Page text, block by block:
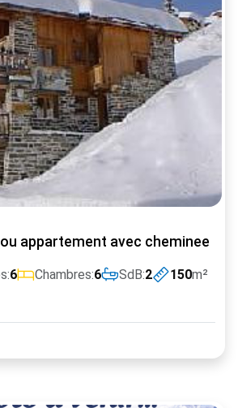
appartement avec cheminee
6 Chambres:6 SdB:2 150m²